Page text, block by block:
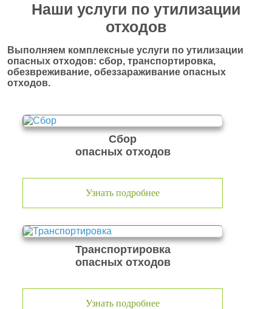
Наши услуги по утилизации
отходов
Выполняем комплексные услуги по утилизации
опасных отходов: сбор, транспортировка,
обезвреживание, обеззараживание опасных
отходов.
Сбор
опасных отходов
Узнать подробнее
Транспортировка
опасных отходов
Узнать подробнее